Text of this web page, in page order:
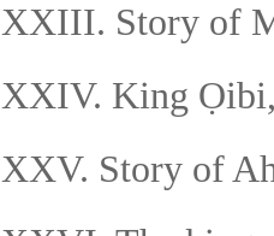
XXIII. Story of
XXIV. King Ọibi,
XXV. Story of